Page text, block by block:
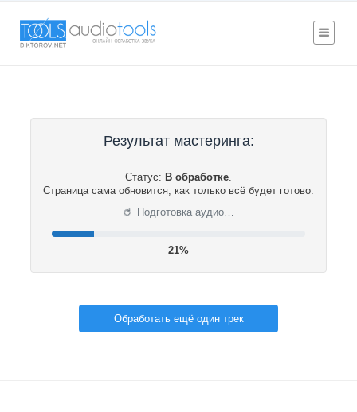
Результат мастеринга:
Статус: В обработке.
Страница сама обновится, как только всё будет готово.
⟳ Подготовка аудио…
21%
Обработать ещё один трек